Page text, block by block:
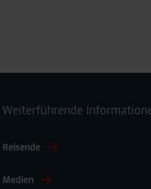
Weiterführende
Reisende
Medien